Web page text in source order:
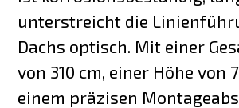
unterstreicht die
Dachs optisch. Mit einer
von 310 cm, einer Höhe von
einem präzisen